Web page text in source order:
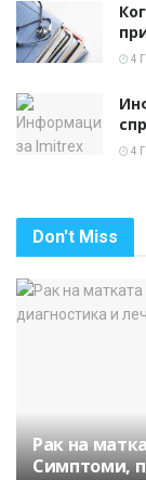
4
4
Don't Miss
Рак на
Симптоми,